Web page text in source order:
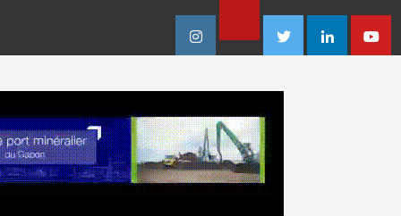
Instagram
Facebook
TwitterLinkedin